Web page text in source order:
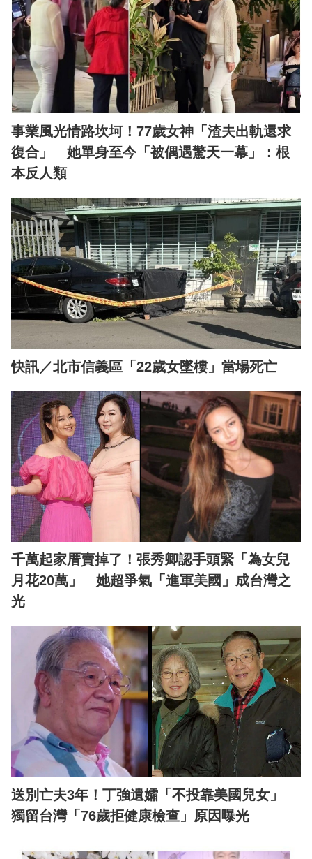
事業風光情路坎坷！77歲女神「渣夫出軌還求
復合」 她單身至今「被偶遇驚天一幕」：根
本反人類
快訊／北市信義區「22歲女墜樓」當場死亡
千萬起家厝賣掉了！張秀卿認手頭緊「為女兒
月花20萬」 她超爭氣「進軍美國」成台灣之
光
送別亡夫3年！丁強遺孀「不投靠美國兒女」
獨留台灣「76歲拒健康檢查」原因曝光